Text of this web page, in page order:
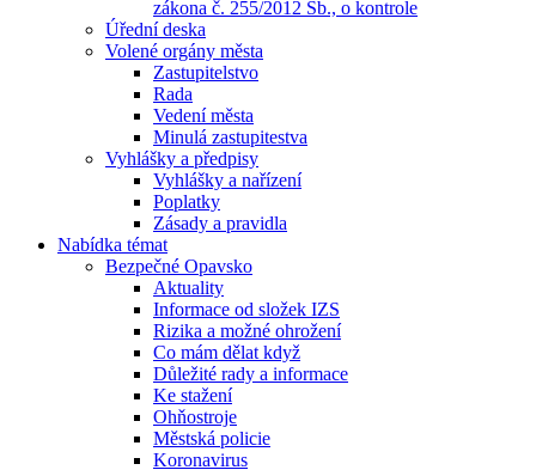
zákona č. 255/2012 Sb., o kontrole
Úřední deska
Volené orgány města
Zastupitelstvo
Rada
Vedení města
Minulá zastupitestva
Vyhlášky a předpisy
Vyhlášky a nařízení
Poplatky
Zásady a pravidla
Nabídka témat
Bezpečné Opavsko
Aktuality
Informace od složek IZS
Rizika a možné ohrožení
Co mám dělat když
Důležité rady a informace
Ke stažení
Ohňostroje
Městská policie
Koronavirus